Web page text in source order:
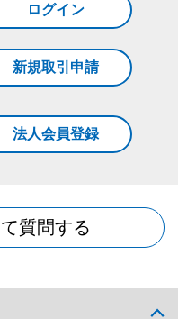
ログイン
新規取引申請
法人会員登録
質問する